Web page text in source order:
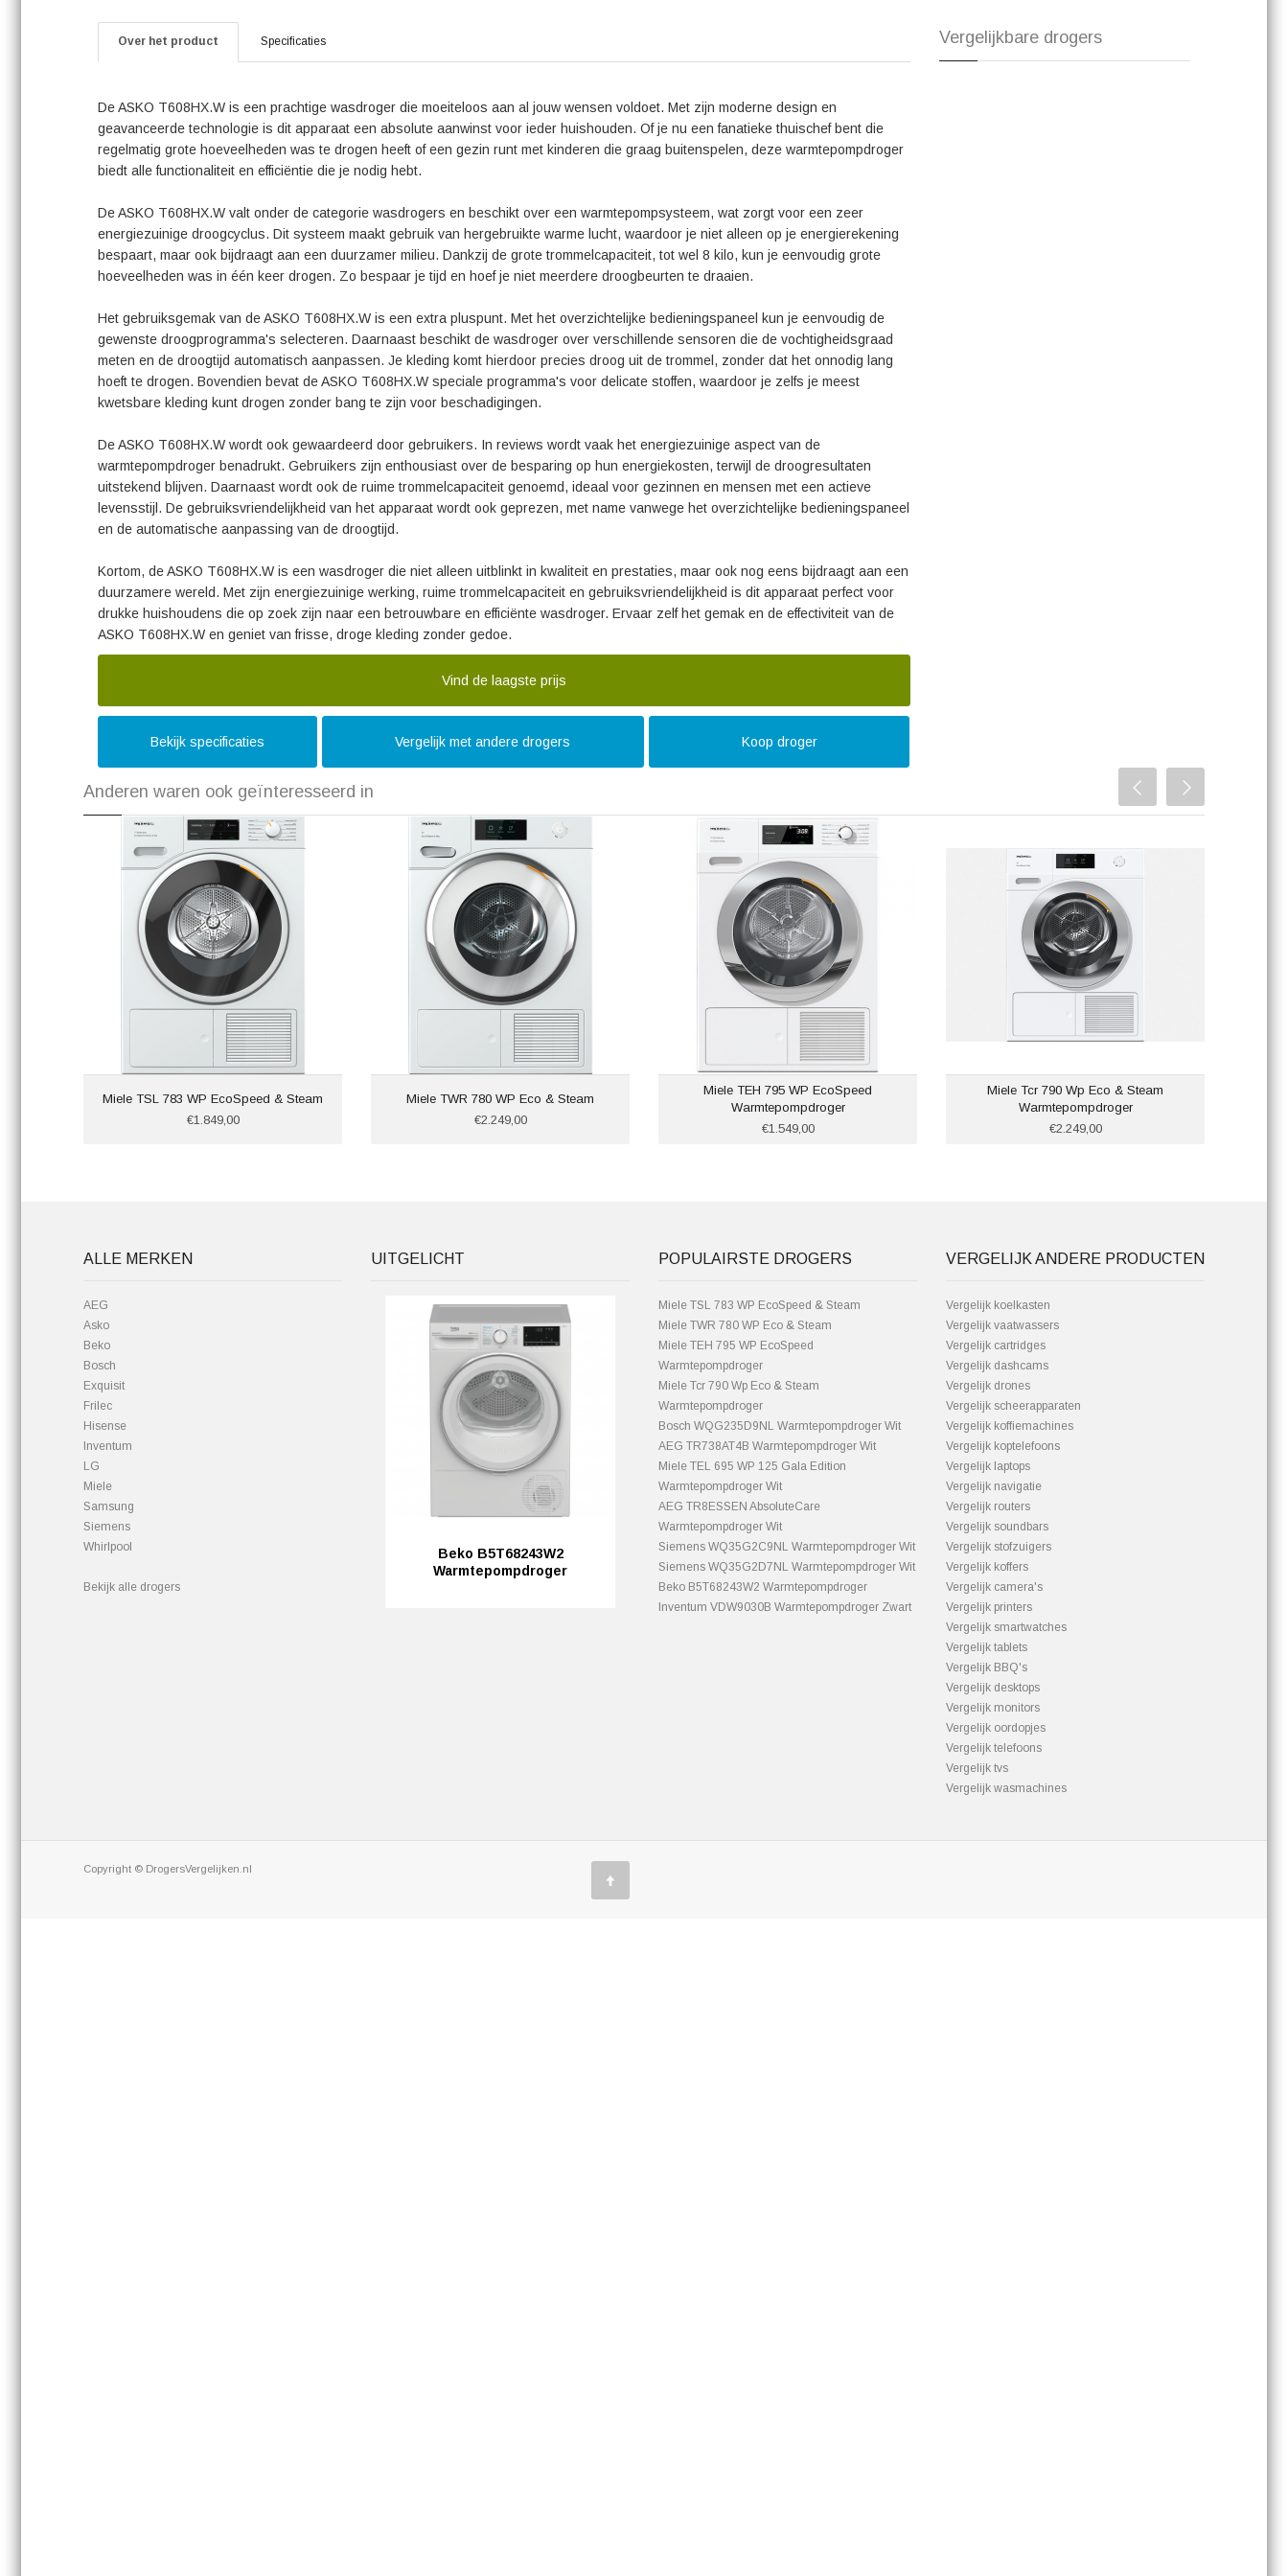
gebruiksvriendelijkheid is dit apparaat perfect voor drukke huishoudens die op zoek zijn naar een betrouwbare
en efficiënte wasdroger. Ervaar zelf het gemak en de effectiviteit van de ASKO T608HX.W en geniet van frisse,
Over het product Specificaties
De ASKO T608HX.W is een prachtige wasdroger die moeiteloos aan al jouw wensen voldoet. Met zijn moderne design en
geavanceerde technologie is dit apparaat een absolute aanwinst voor ieder huishouden. Of je nu een fanatieke thuischef bent die
regelmatig grote hoeveelheden was te drogen heeft of een gezin runt met kinderen die graag buitenspelen, deze warmtepompdroger
biedt alle functionaliteit en efficiëntie die je nodig hebt.
De ASKO T608HX.W valt onder de categorie wasdrogers en beschikt over een warmtepompsysteem, wat zorgt voor een zeer
energiezuinige droogcyclus. Dit systeem maakt gebruik van hergebruikte warme lucht, waardoor je niet alleen op je energierekening
bespaart, maar ook bijdraagt aan een duurzamer milieu. Dankzij de grote trommelcapaciteit, tot wel 8 kilo, kun je eenvoudig grote
hoeveelheden was in één keer drogen. Zo bespaar je tijd en hoef je niet meerdere droogbeurten te draaien.
Het gebruiksgemak van de ASKO T608HX.W is een extra pluspunt. Met het overzichtelijke bedieningspaneel kun je eenvoudig de
gewenste droogprogramma's selecteren. Daarnaast beschikt de wasdroger over verschillende sensoren die de vochtigheidsgraad
meten en de droogtijd automatisch aanpassen. Je kleding komt hierdoor precies droog uit de trommel, zonder dat het onnodig lang
hoeft te drogen. Bovendien bevat de ASKO T608HX.W speciale programma's voor delicate stoffen, waardoor je zelfs je meest
kwetsbare kleding kunt drogen zonder bang te zijn voor beschadigingen.
De ASKO T608HX.W wordt ook gewaardeerd door gebruikers. In reviews wordt vaak het energiezuinige aspect van de
warmtepompdroger benadrukt. Gebruikers zijn enthousiast over de besparing op hun energiekosten, terwijl de droogresultaten
uitstekend blijven. Daarnaast wordt ook de ruime trommelcapaciteit genoemd, ideaal voor gezinnen en mensen met een actieve
levensstijl. De gebruiksvriendelijkheid van het apparaat wordt ook geprezen, met name vanwege het overzichtelijke bedieningspaneel
en de automatische aanpassing van de droogtijd.
Kortom, de ASKO T608HX.W is een wasdroger die niet alleen uitblinkt in kwaliteit en prestaties, maar ook nog eens bijdraagt aan een
duurzamere wereld. Met zijn energiezuinige werking, ruime trommelcapaciteit en gebruiksvriendelijkheid is dit apparaat perfect voor
drukke huishoudens die op zoek zijn naar een betrouwbare en efficiënte wasdroger. Ervaar zelf het gemak en de effectiviteit van de
ASKO T608HX.W en geniet van frisse, droge kleding zonder gedoe.
Vind de laagste prijs
Bekijk specificaties Vergelijk met andere drogers Koop droger
Vergelijkbare drogers
Anderen waren ook geïnteresseerd in
Miele TSL 783 WP EcoSpeed & Steam
€1.849,00
Miele TWR 780 WP Eco & Steam
€2.249,00
Miele TEH 795 WP EcoSpeed
Warmtepompdroger
€1.549,00
Miele Tcr 790 Wp Eco & Steam
Warmtepompdroger
€2.249,00
ALLE MERKEN
AEG
Asko
Beko
Bosch
Exquisit
Frilec
Hisense
Inventum
LG
Miele
Samsung
Siemens
Whirlpool
Bekijk alle drogers
UITGELICHT
Beko B5T68243W2
Warmtepompdroger
POPULAIRSTE DROGERS
Miele TSL 783 WP EcoSpeed & Steam
Miele TWR 780 WP Eco & Steam
Miele TEH 795 WP EcoSpeed
Warmtepompdroger
Miele Tcr 790 Wp Eco & Steam
Warmtepompdroger
Bosch WQG235D9NL Warmtepompdroger Wit
AEG TR738AT4B Warmtepompdroger Wit
Miele TEL 695 WP 125 Gala Edition
Warmtepompdroger Wit
AEG TR8ESSEN AbsoluteCare
Warmtepompdroger Wit
Siemens WQ35G2C9NL Warmtepompdroger Wit
Siemens WQ35G2D7NL Warmtepompdroger Wit
Beko B5T68243W2 Warmtepompdroger
Inventum VDW9030B Warmtepompdroger Zwart
VERGELIJK ANDERE PRODUCTEN
Vergelijk koelkasten
Vergelijk vaatwassers
Vergelijk cartridges
Vergelijk dashcams
Vergelijk drones
Vergelijk scheerapparaten
Vergelijk koffiemachines
Vergelijk koptelefoons
Vergelijk laptops
Vergelijk navigatie
Vergelijk routers
Vergelijk soundbars
Vergelijk stofzuigers
Vergelijk koffers
Vergelijk camera's
Vergelijk printers
Vergelijk smartwatches
Vergelijk tablets
Vergelijk BBQ's
Vergelijk desktops
Vergelijk monitors
Vergelijk oordopjes
Vergelijk telefoons
Vergelijk tvs
Vergelijk wasmachines
Copyright © DrogersVergelijken.nl